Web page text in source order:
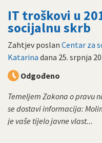
IT troškovi u
socijalnu skrb
Zahtjev poslan Centar za
Katarina dana 25. srpnja
Odgođeno
Temeljem Zakona o pravu
se dostavi informacija:
je vaše tijelo javne vlast...